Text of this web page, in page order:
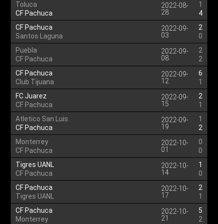
Toluca
CF Pachuca
2022-08-
28
1
4
CF Pachuca
Santos Laguna
2022-09-
03
2
0
Puebla
CF Pachuca
2022-09-
08
2
2
CF Pachuca
Club Tijuana
2022-09-
12
6
1
FC Juarez
CF Pachuca
2022-09-
15
2
1
Atletico San Luis
CF Pachuca
2022-09-
19
1
2
Monterrey
CF Pachuca
2022-10-
01
0
0
Tigres UANL
CF Pachuca
2022-10-
14
1
0
CF Pachuca
Tigres UANL
2022-10-
17
2
1
CF Pachuca
Monterrey
2022-10-
21
5
2